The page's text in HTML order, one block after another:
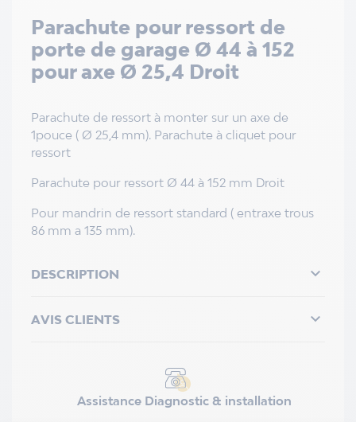
Parachute pour ressort de
porte de garage Ø 44 à 152
pour axe Ø 25,4 Droit
Parachute de ressort à monter sur un axe de
1pouce ( Ø 25,4 mm). Parachute à cliquet pour
ressort
Parachute pour ressort Ø 44 à 152 mm Droit
Pour mandrin de ressort standard ( entraxe trous
86 mm a 135 mm).
DESCRIPTION 
AVIS CLIENTS 
Assistance Diagnostic & installation